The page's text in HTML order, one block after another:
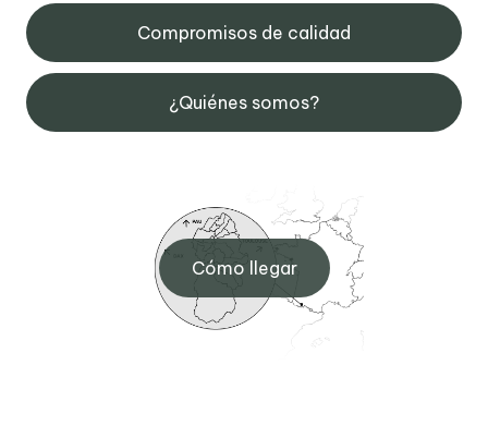
Compromisos de calidad
¿Quiénes somos?
Cómo llegar